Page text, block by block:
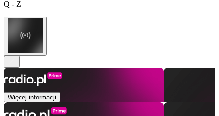
Q - Z
Więcej informacji